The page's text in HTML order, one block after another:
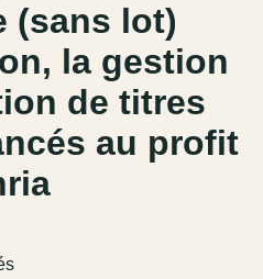
(sans lot)
la gestion
de titres
au profit